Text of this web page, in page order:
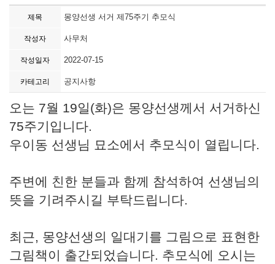
제목 몽양선생 서거 제75주기 추모식
작성자 사무처
작성일자 2022-07-15
카테고리 공지사항
오는 7월 19일(화)은 몽양선생께서 서거하신
75주기입니다.
우이동 선생님 묘소에서 추모식이 열립니다.
주변에 친한 분들과 함께 참석하여 선생님의
뜻을 기려주시길 부탁드립니다.
최근, 몽양선생의 일대기를 그림으로 표현한
그림책이 출간되었습니다. 추모식에 오시는